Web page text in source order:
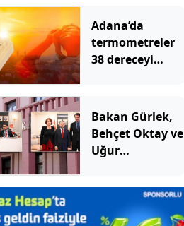
Adana’da
termometreler
38 dereceyi
Bakan Gürlek,
Behçet Oktay ve
Uğur
ailelerini dinledi